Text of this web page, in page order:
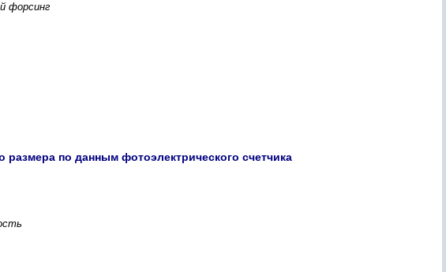
форсинг
размера по данным фотоэлектрического счетчика